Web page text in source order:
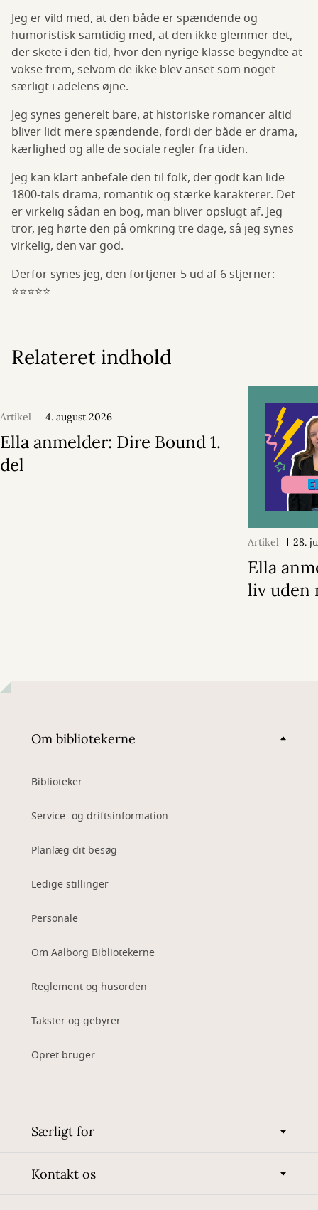
Jeg er vild med, at den både er spændende og
humoristisk samtidig med, at den ikke glemmer det,
der skete i den tid, hvor den nyrige klasse begyndte at
vokse frem, selvom de ikke blev anset som noget
særligt i adelens øjne.
Jeg synes generelt bare, at historiske romancer altid
bliver lidt mere spændende, fordi der både er drama,
kærlighed og alle de sociale regler fra tiden.
Jeg kan klart anbefale den til folk, der godt kan lide
1800-tals drama, romantik og stærke karakterer. Det
er virkelig sådan en bog, man bliver opslugt af. Jeg
tror, jeg hørte den på omkring tre dage, så jeg synes
virkelig, den var god.
Derfor synes jeg, den fortjener 5 ud af 6 stjerner:
⭐⭐⭐⭐⭐
Relateret indhold
Artikel 4. august 2026
Ella anmelder: Dire Bound 1.
del
Artikel 28.
Ella
liv uden
Om bibliotekerne
Biblioteker
Service- og driftsinformation
Planlæg dit besøg
Ledige stillinger
Personale
Om Aalborg Bibliotekerne
Reglement og husorden
Takster og gebyrer
Opret bruger
Særligt for
Kontakt os